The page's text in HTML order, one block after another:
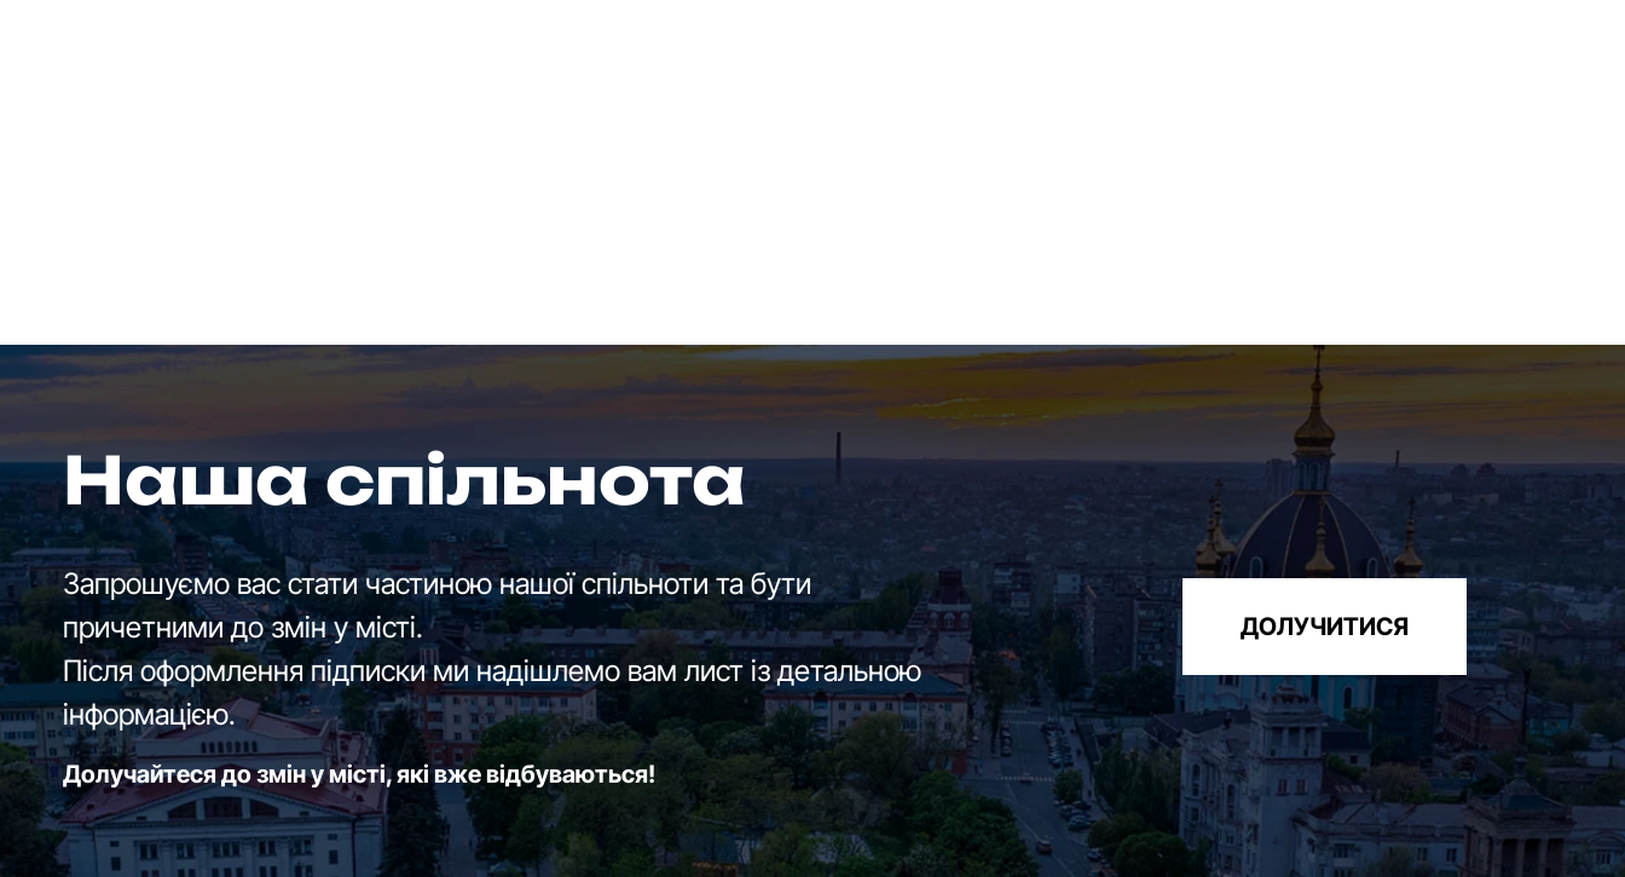
Наша спільнота
Запрошуємо вас стати частиною нашої спільноти та бути
причетними до змін у місті.
Після оформлення підписки ми надішлемо вам лист із детальною
інформацією.
Долучайтеся до змін у місті, які вже відбуваються!
ДОЛУЧИТИСЯ